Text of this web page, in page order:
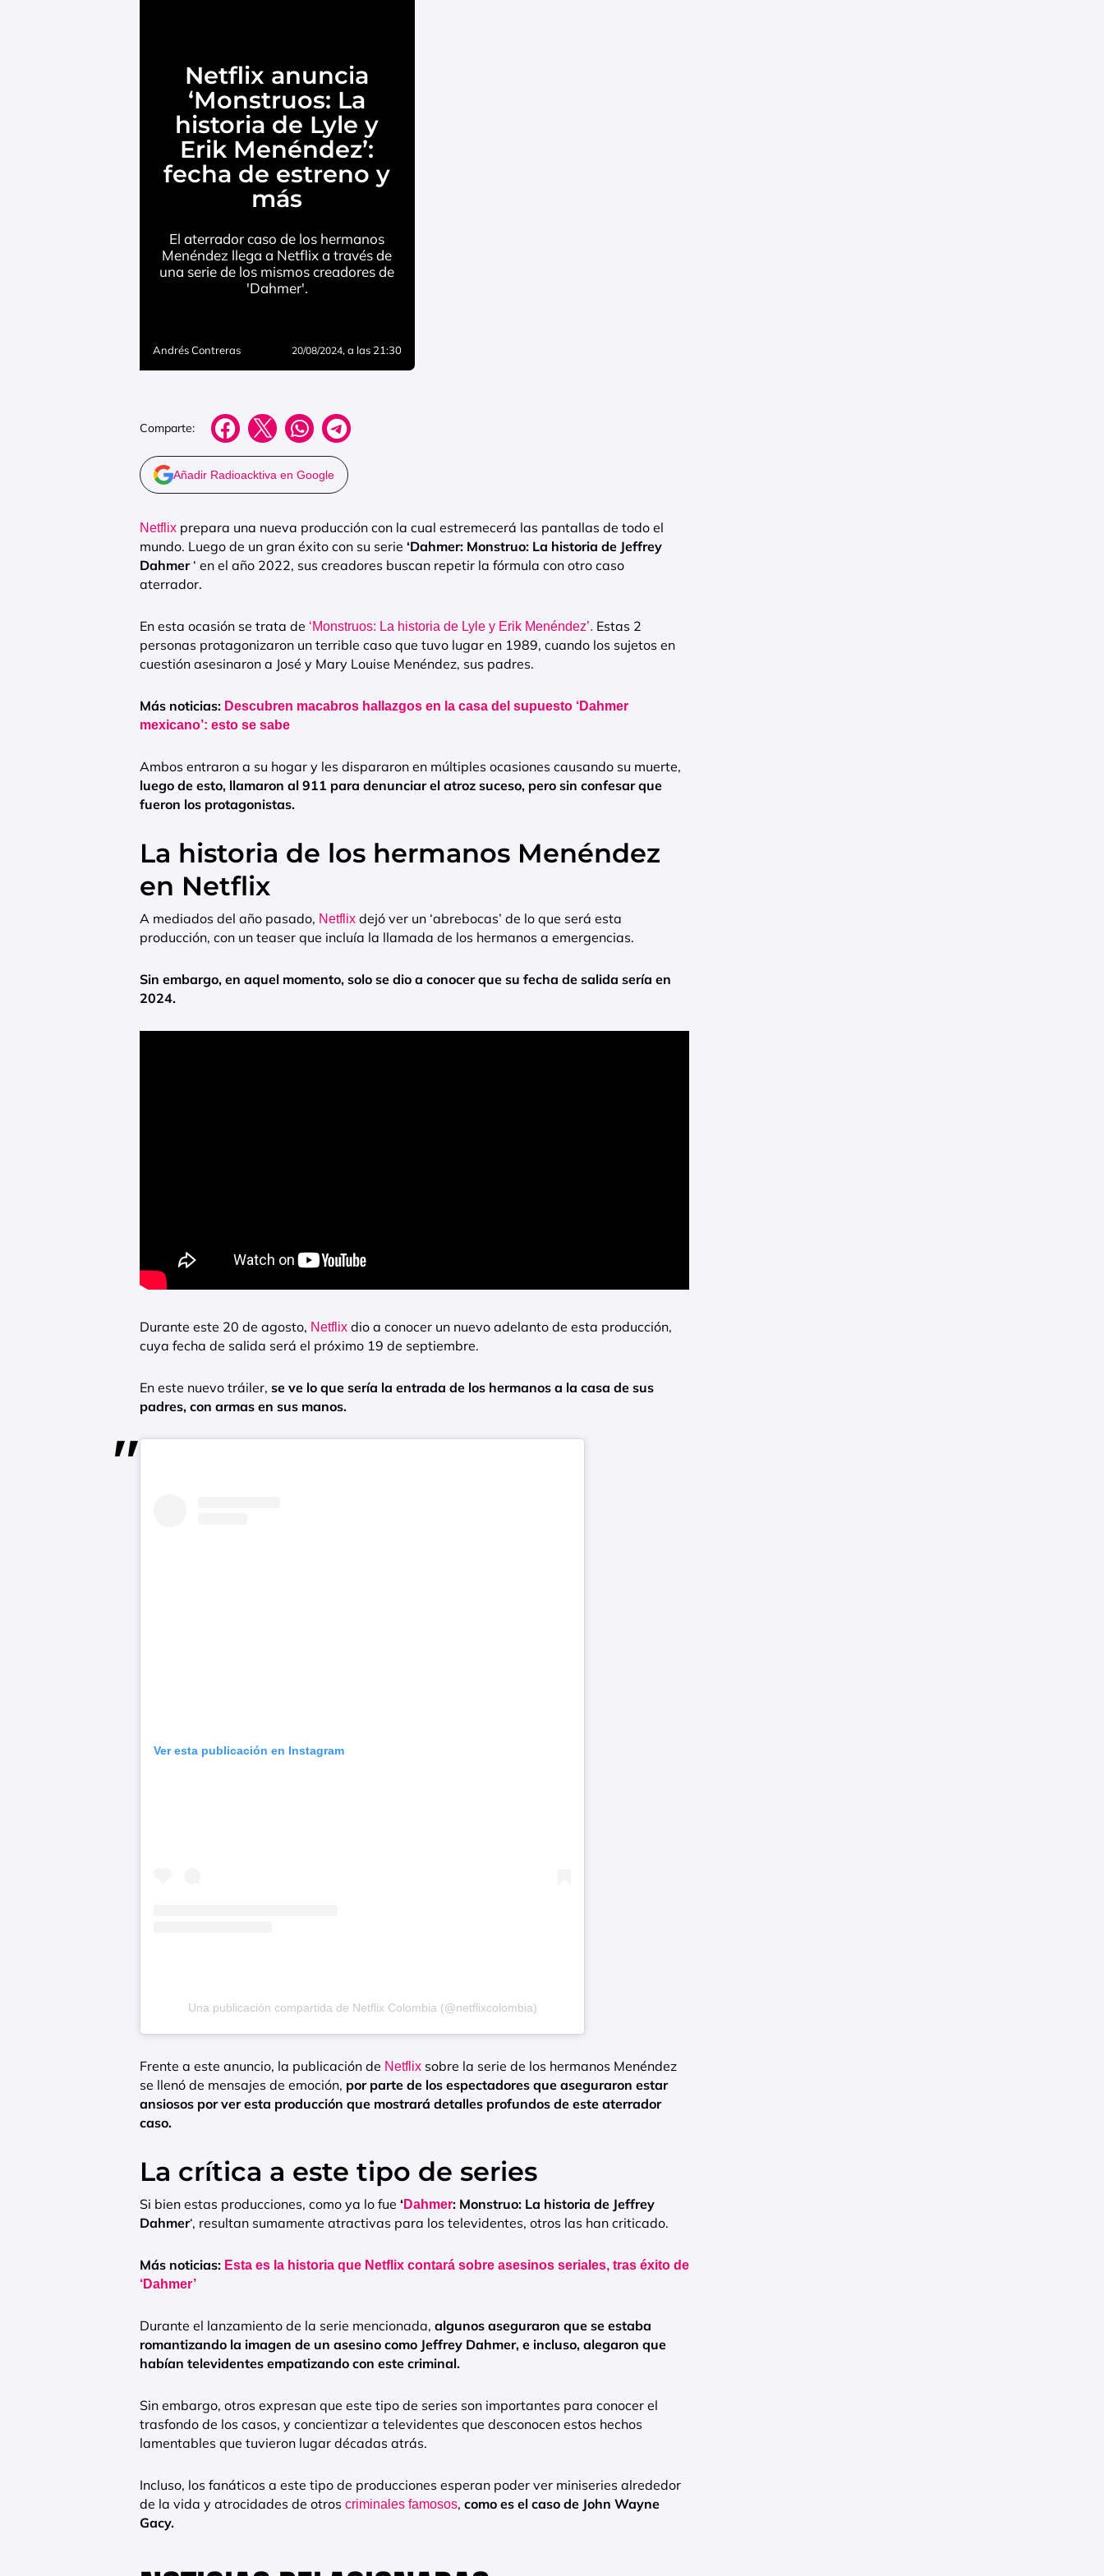
Netflix anuncia
‘Monstruos: La
historia de Lyle y
Erik Menéndez’:
fecha de estreno y
más
El aterrador caso de los hermanos
Menéndez llega a Netflix a través de
una serie de los mismos creadores de
'Dahmer'.
Andrés Contreras 20/08/2024, a las 21:30
Comparte:
Añadir Radioacktiva en Google
Netflix prepara una nueva producción con la cual estremecerá las pantallas de todo el
mundo. Luego de un gran éxito con su serie ‘Dahmer: Monstruo: La historia de Jeffrey
Dahmer‘ en el año 2022, sus creadores buscan repetir la fórmula con otro caso
aterrador.
En esta ocasión se trata de ‘Monstruos: La historia de Lyle y Erik Menéndez’. Estas 2
personas protagonizaron un terrible caso que tuvo lugar en 1989, cuando los sujetos en
cuestión asesinaron a José y Mary Louise Menéndez, sus padres.
Más noticias: Descubren macabros hallazgos en la casa del supuesto ‘Dahmer
mexicano’: esto se sabe
Ambos entraron a su hogar y les dispararon en múltiples ocasiones causando su muerte,
luego de esto, llamaron al 911 para denunciar el atroz suceso, pero sin confesar que
fueron los protagonistas.
La historia de los hermanos Menéndez
en Netflix
A mediados del año pasado, Netflix dejó ver un ‘abrebocas’ de lo que será esta
producción, con un teaser que incluía la llamada de los hermanos a emergencias.
Sin embargo, en aquel momento, solo se dio a conocer que su fecha de salida sería en
2024.
Durante este 20 de agosto, Netflix dio a conocer un nuevo adelanto de esta producción,
cuya fecha de salida será el próximo 19 de septiembre.
En este nuevo tráiler, se ve lo que sería la entrada de los hermanos a la casa de sus
padres, con armas en sus manos.
Ver esta publicación en Instagram
Una publicación compartida de Netflix Colombia (@netflixcolombia)
Frente a este anuncio, la publicación de Netflix sobre la serie de los hermanos Menéndez
se llenó de mensajes de emoción, por parte de los espectadores que aseguraron estar
ansiosos por ver esta producción que mostrará detalles profundos de este aterrador
caso.
La crítica a este tipo de series
Si bien estas producciones, como ya lo fue ‘Dahmer: Monstruo: La historia de Jeffrey
Dahmer‘, resultan sumamente atractivas para los televidentes, otros las han criticado.
Más noticias: Esta es la historia que Netflix contará sobre asesinos seriales, tras éxito de
‘Dahmer’
Durante el lanzamiento de la serie mencionada, algunos aseguraron que se estaba
romantizando la imagen de un asesino como Jeffrey Dahmer, e incluso, alegaron que
habían televidentes empatizando con este criminal.
Sin embargo, otros expresan que este tipo de series son importantes para conocer el
trasfondo de los casos, y concientizar a televidentes que desconocen estos hechos
lamentables que tuvieron lugar décadas atrás.
Incluso, los fanáticos a este tipo de producciones esperan poder ver miniseries alrededor
de la vida y atrocidades de otros criminales famosos, como es el caso de John Wayne
Gacy.